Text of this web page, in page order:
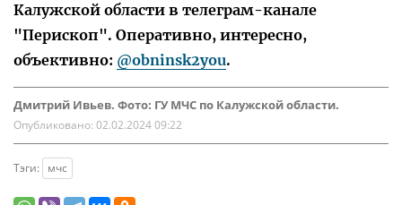
Калужской области в телеграм-канале
"Перископ". Оперативно, интересно,
объективно: @obninsk2you.
Дмитрий Ивьев. Фото: ГУ МЧС по Калужской области.
Опубликовано: 02.02.2024 09:22
Тэги: мчс